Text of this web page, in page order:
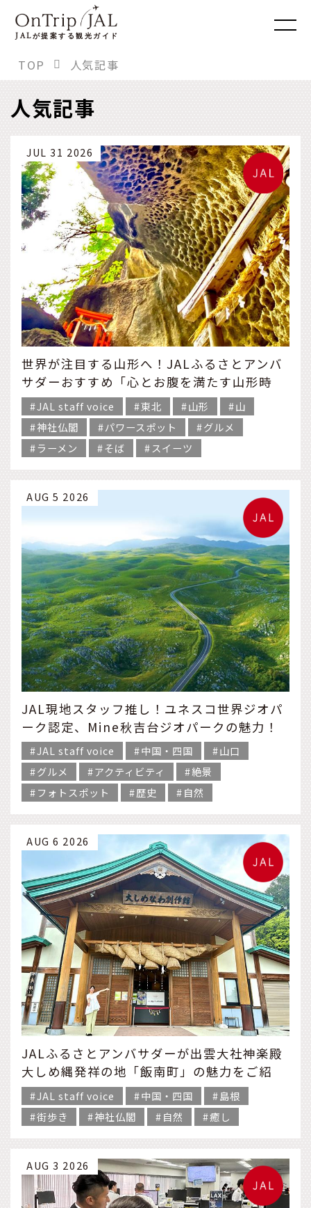
JALが提案する観光ガイド
TOP 人気記事
人気記事
世界が注目する山形へ！JALふるさとアンバ
サダーおすすめ「心とお腹を満たす山形時
間」
JUL 31 2026
JAL staff voice 東北 山形
山
神社仏閣
パワースポット
グルメ
ラーメン
そば スイーツ
JAL現地スタッフ推し！ユネスコ世界ジオパ
ーク認定、Mine秋吉台ジオパークの魅力！
AUG 5 2026
JAL staff voice 中国・四国
山口
グルメ
アクティビティ
絶景
フォトスポット
歴史 自然
JALふるさとアンバサダーが出雲大社神楽殿
大しめ縄発祥の地「飯南町」の魅力をご紹
介！
AUG 6 2026
JAL staff voice 中国・四国
島根
街歩き
神社仏閣 自然 癒し
AUG 3 2026